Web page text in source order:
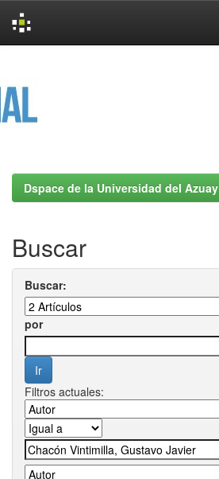
Dspace de la Universidad del Azuay
Buscar
Buscar:
por
Filtros actuales: